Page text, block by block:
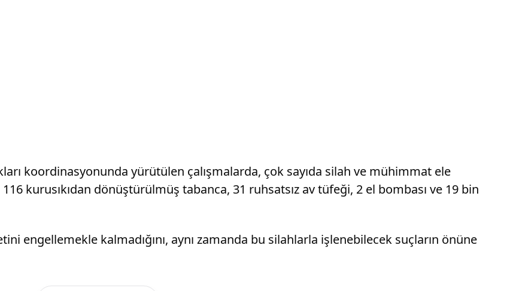
koordinasyonunda yürütülen çalışmalarda, çok sayıda silah ve mühimmat ele
kurusıkıdan dönüştürülmüş tabanca, 31 ruhsatsız av tüfeği, 2 el bombası ve 19 bin
engellemekle kalmadığını, aynı zamanda bu silahlarla işlenebilecek suçların önüne